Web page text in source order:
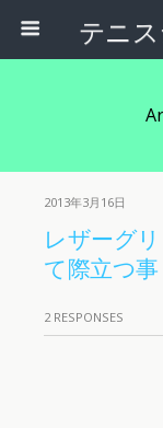
2013年3月16日
レザーグ
て際立つ事
2 RESPONSES